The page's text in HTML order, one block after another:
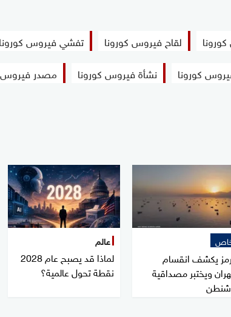
لقاح فيروس كورونا
تفشي فيروس كورونا
كورونا نشأة فيروس كورونا
مصدر فيروس
يكشف انقسام
ويختبر مصداقية
عالم
لماذا قد يصبح عام 2028
نقطة تحول عالمية؟